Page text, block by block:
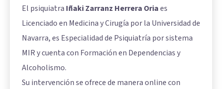
El psiquiatra Iñaki Zarranz Herrera Oriaes
Licenciado en Medicina y Cirugía por la Universidad de
Navarra, es Especialidad de Psiquiatría por sistema
MIR y cuenta con Formación en Dependencias y
Alcoholismo.
Su intervención se ofrece de manera online con